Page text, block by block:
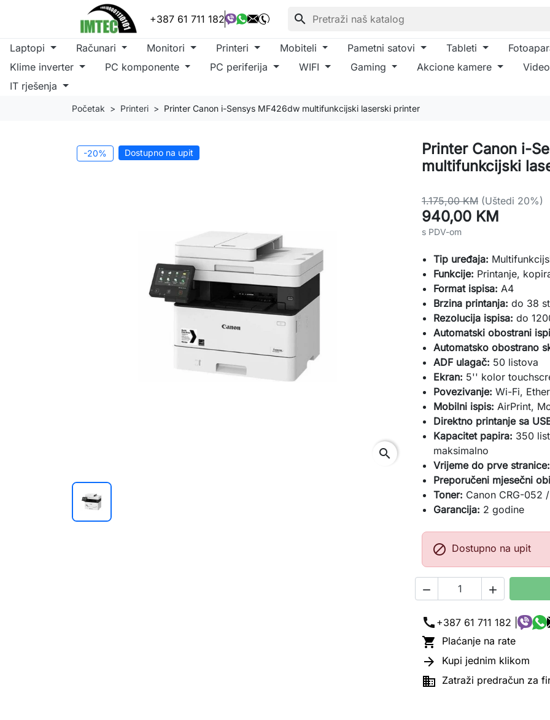
+387 61 711 182 search
Laptopi Računari Monitori Printeri Mobiteli Pametni satovi Tableti
Klime inverter
PC komponente PC periferija WIFI Gaming Akcione kamere
IT rješenja
Početak Printeri Printer Canon i-Sensys MF426dw multifunkcijski laserski printer
-20% Dostupno na upit
search
Printer Canon i-
multifunkcijski
1.175,00 KM (Uštedi 20%)
940,00 KM
s PDV-om
Tip uređaja:
Funkcije: Printanje,
Format ispisa: A4
Brzina printanja: do 38
Rezolucija ispisa: do
Automatski obostrani
Automatsko obostrano
ADF ulagač: 50 listova
Ekran: 5'' kolor
Povezivanje: Wi-Fi,
Mobilni ispis: AirPrint,
Direktno printanje sa
Kapacitet papira: 350
maksimalno
Vrijeme do prve stranice:
Preporučeni mjesečni
Toner: Canon CRG-052
Garancija: 2 godine
 Dostupno na upit
 
call +387 61 711 182 |
 Plaćanje na rate
 Kupi jednim klikom
 Zatraži predračun za